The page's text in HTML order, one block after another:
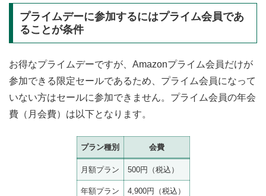
プライムデーに参加するにはプライム会員であ
ることが条件
お得なプライムデーですが、Amazonプライム会員だけが
参加できる限定セールであるため、プライム会員になって
いない方はセールに参加できません。プライム会員の年会
費（月会費）は以下となります。
プラン種別 会費
月額プラン 500円（税込）
年額プラン 4,900円（税込）